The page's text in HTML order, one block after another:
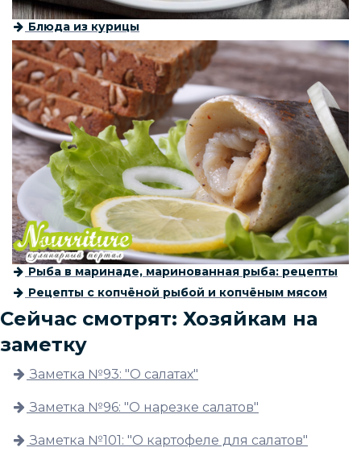
Блюда из курицы
Рыба в маринаде, маринованная рыба: рецепты
Рецепты с копчёной рыбой и копчёным мясом
Сейчас смотрят: Хозяйкам на
заметку
Заметка №93: "О салатах"
Заметка №96: "О нарезке салатов"
Заметка №101: "О картофеле для салатов"